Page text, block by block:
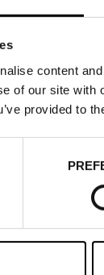
content
of our site
provided to